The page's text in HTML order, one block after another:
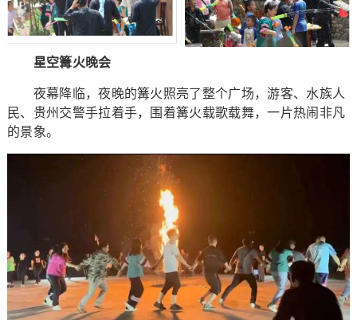
星空篝火晚会
夜幕降临，夜晚的篝火照亮了整个广场，游客、水族人
民、贵州交警手拉着手，围着篝火载歌载舞，一片热闹非凡
的景象。